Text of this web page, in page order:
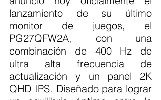
lanzamiento de su último
monitor de juegos, el
PG27QFW2A, con una
combinación de 400 Hz de
ultra alta frecuencia de
actualización y un panel 2K
QHD IPS. Diseñado para lograr